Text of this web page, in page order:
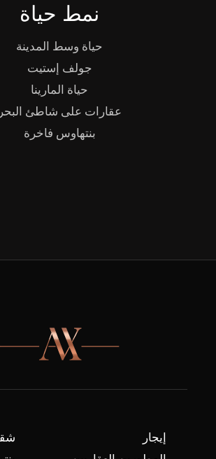
نمط حياة
حياة وسط المدينة
جولف إستيت
حياة المارينا
عقارات على شاطئ البحر
بنتهاوس فاخرة
إيجار